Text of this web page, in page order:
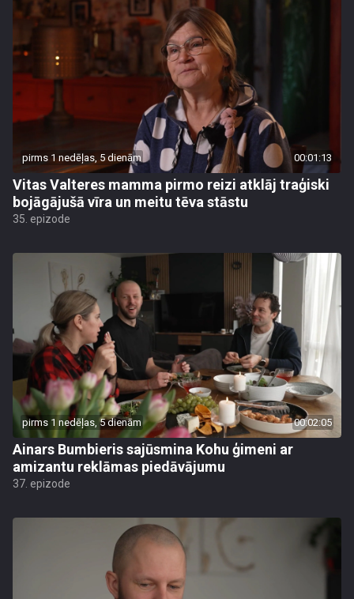
pirms 1 nedēļas, 5 dienām 00:01:13
Vitas Valteres mamma pirmo reizi atklāj traģiski
bojāgājušā vīra un meitu tēva stāstu
35. epizode
pirms 1 nedēļas, 5 dienām 00:02:05
Ainars Bumbieris sajūsmina Kohu ģimeni ar
amizantu reklāmas piedāvājumu
37. epizode